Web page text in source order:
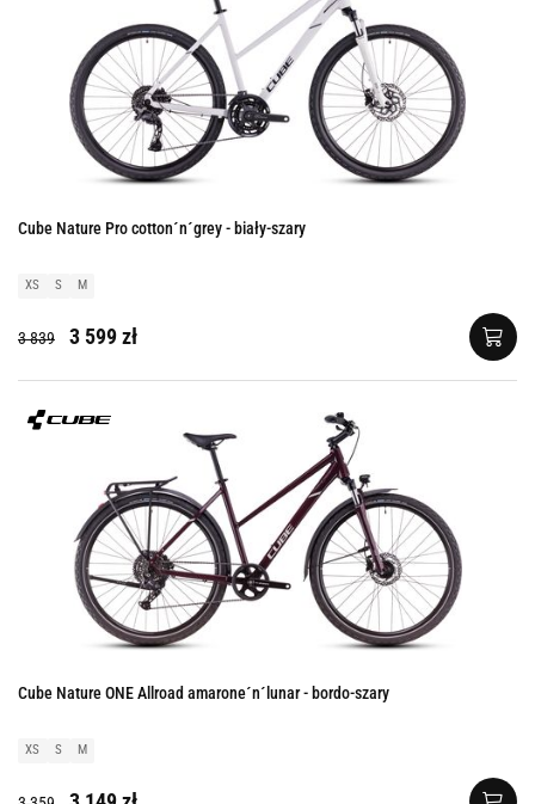
Cube Nature Pro cotton´n´grey - biały-szary
XS S M
3 839 3 599 zł
Cube Nature ONE Allroad amarone´n´lunar - bordo-szary
XS S M